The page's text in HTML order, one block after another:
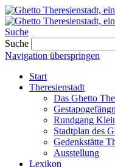
Suche
Suche
Navigation überspringen
Start
Theresienstadt
Das Ghetto
Rundgang
Stadtplan des
Gedenkstätte
Ausstellung
Lexikon